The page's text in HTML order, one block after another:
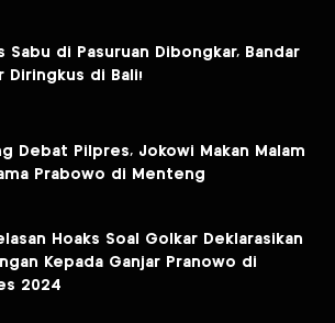
Sabu di Pasuruan Dibongkar, Bandar
Diringkus di Bali!
Debat Pilpres, Jokowi Makan Malam
Prabowo di Menteng
Hoaks Soal Golkar Deklarasikan
Kepada Ganjar Pranowo di
2024